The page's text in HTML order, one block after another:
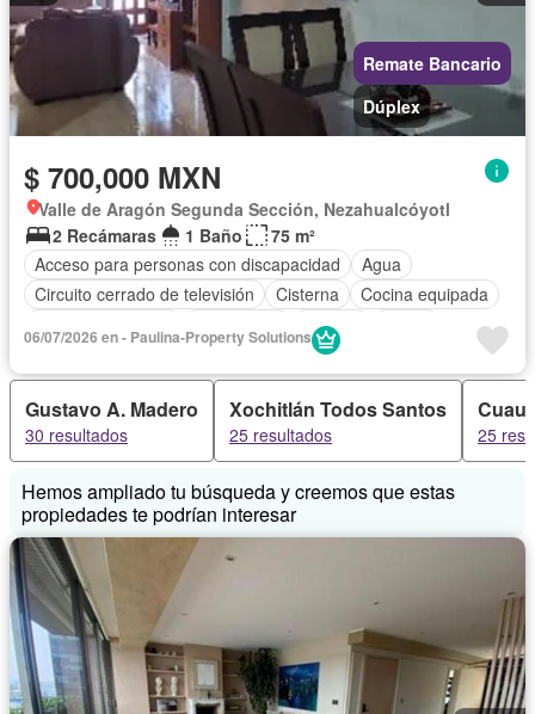
Remate Bancario
Dúplex
$ 700,000 MXN
Valle de Aragón Segunda Sección, Nezahualcóyotl
2 Recámaras
1 Baño
75 m²
Acceso para personas con discapacidad
Agua
Circuito cerrado de televisión
Cisterna
Cocina equipada
Internet
Televisión por cable
Zonas verdes
Sin amueblar
06/07/2026 en - Paulina-Property Solutions
Gustavo A. Madero
30 resultados
Xochitlán Todos Santos
25 resultados 25
Hemos ampliado tu búsqueda y creemos que estas
propiedades te podrían interesar